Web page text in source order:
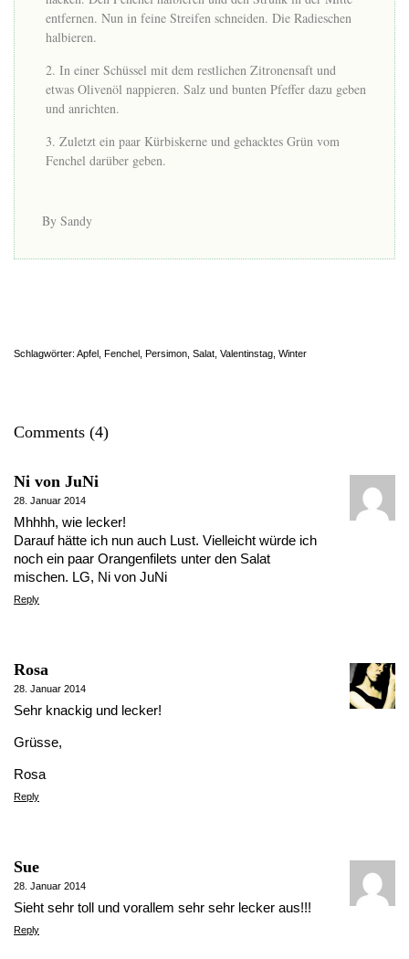
entfernen. Nun in feine Streifen schneiden. Die Radieschen
halbieren.
In einer Schüssel mit dem restlichen Zitronensaft und
etwas Olivenöl nappieren. Salz und bunten Pfeffer dazu geben
und anrichten.
Zuletzt ein paar Kürbiskerne und gehacktes Grün vom
Fenchel darüber geben.
By Sandy
Schlagwörter: Apfel Fenchel Persimon Salat Valentinstag Winter
Comments (4)
Ni von JuNi
28. Januar 2014
Mhhhh, wie lecker!
Darauf hätte ich nun auch Lust. Vielleicht würde ich
noch ein paar Orangenfilets unter den Salat
mischen. LG, Ni von JuNi
Reply
Rosa
28. Januar 2014
Sehr knackig und lecker!
Grüsse,
Rosa
Reply
Sue
28. Januar 2014
Sieht sehr toll und vorallem sehr sehr lecker aus!!!
Reply